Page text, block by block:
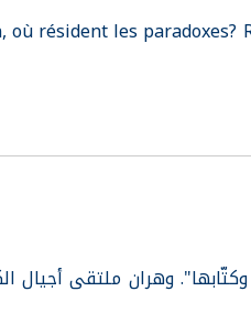
où résident les paradoxes?